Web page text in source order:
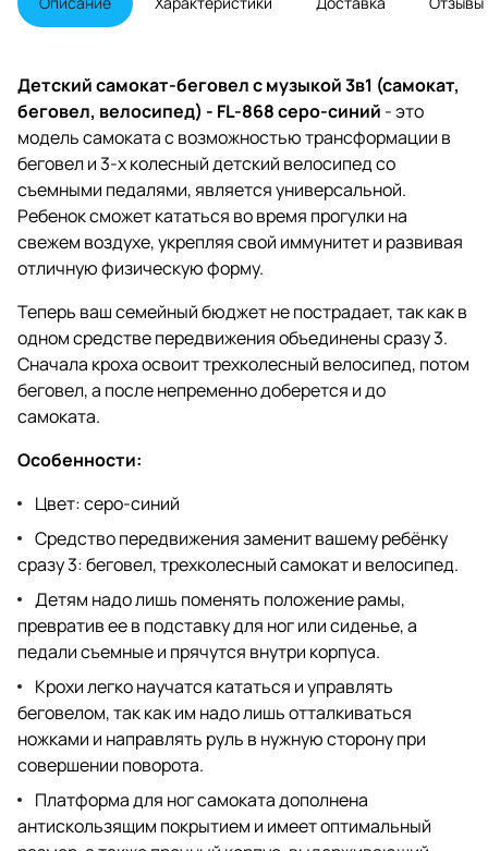
Детский самокат-беговел с музыкой 3в1 (самокат,
беговел, велосипед) - FL-868 серо-синий - это
модель самоката с возможностью трансформации в
беговел и 3-х колесный детский велосипед со
съемными педалями, является универсальной.
Ребенок сможет кататься во время прогулки на
свежем воздухе, укрепляя свой иммунитет и развивая
отличную физическую форму.
Теперь ваш семейный бюджет не пострадает, так как в
одном средстве передвижения объединены сразу 3.
Сначала кроха освоит трехколесный велосипед, потом
беговел, а после непременно доберется и до
самоката.
Особенности:
Цвет: серо-синий
Средство передвижения заменит вашему ребёнку
сразу 3: беговел, трехколесный самокат и велосипед.
Детям надо лишь поменять положение рамы,
превратив ее в подставку для ног или сиденье, а
педали съемные и прячутся внутри корпуса.
Крохи легко научатся кататься и управлять
беговелом, так как им надо лишь отталкиваться
ножками и направлять руль в нужную сторону при
совершении поворота.
Платформа для ног самоката дополнена
антискользящим покрытием и имеет оптимальный